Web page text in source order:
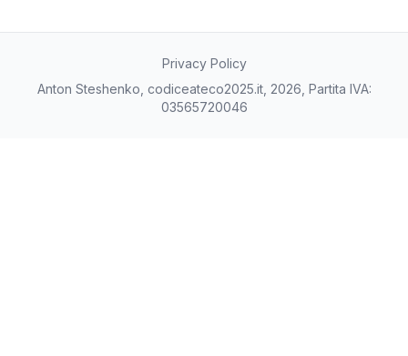
Privacy Policy
Anton Steshenko, codiceateco2025.it, 2026, Partita IVA:
03565720046